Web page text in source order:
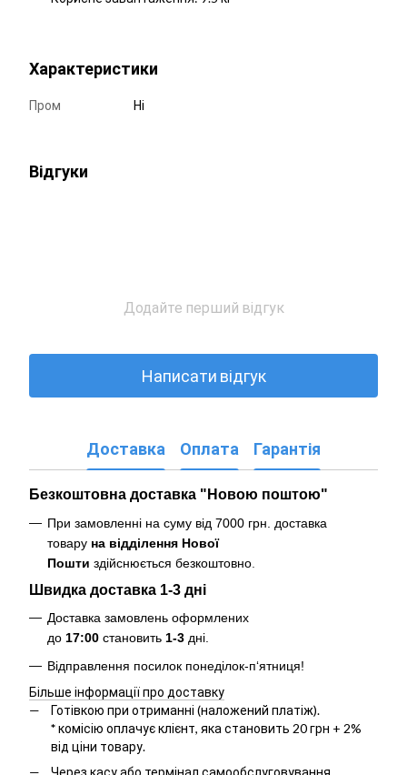
Характеристики
Пром Ні
Відгуки
Додайте перший відгук
Написати відгук
Доставка Оплата Гарантія
Безкоштовна доставка "Новою поштою"
При замовленні на суму від 7000 грн. доставка
товару на відділення Нової
Пошти здійснюється безкоштовно
Швидка доставка 1-3 дні
Доставка замовлень оформлених
до 17:00 становить 1-3 дні.
Відправлення посилок понеділок-п‘ятниця!
Більше інформації про доставку
Готівкою при отриманні (наложений платіж).
*комісію оплачує клієнт, яка становить 20 грн + 2%
від ціни товару.